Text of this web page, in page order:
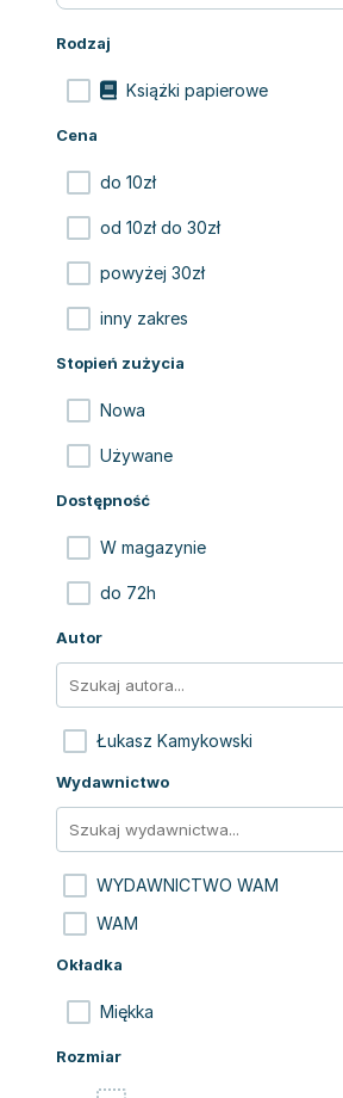
Rodzaj
Książki papierowe
Cena
do 10zł
od 10zł do 30zł
powyżej 30zł
inny zakres
Stopień zużycia
Nowa
Używane
Dostępność
W magazynie
do 72h
Autor
Łukasz Kamykowski
Wydawnictwo
WYDAWNICTWO WAM
WAM
Okładka
Miękka
Rozmiar